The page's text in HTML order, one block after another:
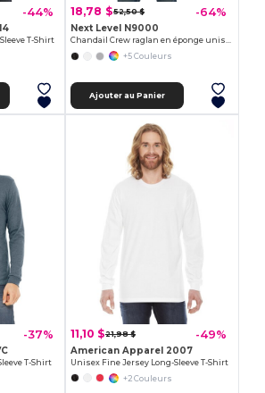
-44%
T-Shirt
18,78 $52,50 $ -64%
Next Level N9000
Chandail Crew raglan en éponge unisexe
+5 Couleurs
Ajouter au Panier
-37%
T-Shirt
11,10 $21,98 $ -49%
American Apparel 2007
Unisex Fine Jersey Long-Sleeve T-Shirt
+2 Couleurs